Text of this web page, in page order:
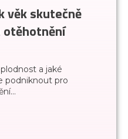
věk skutečně
otěhotnění
a jaké
podniknout pro